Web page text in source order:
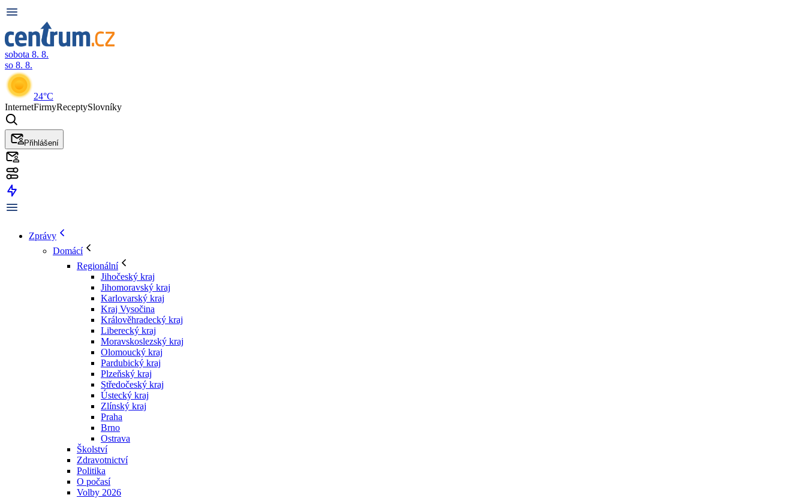
sobota 8. 8.
so 8. 8.
24°C
InternetFirmyReceptySlovníky
Přihlášení
Zprávy
Domácí
Regionální
Jihočeský kraj
Jihomoravský kraj
Karlovarský kraj
Kraj Vysočina
Králověhradecký kraj
Liberecký kraj
Moravskoslezský kraj
Olomoucký kraj
Pardubický kraj
Plzeňský kraj
Středočeský kraj
Ústecký kraj
Zlínský kraj
Praha
Brno
Ostrava
Školství
Zdravotnictví
Politika
O počasí
Volby 2026